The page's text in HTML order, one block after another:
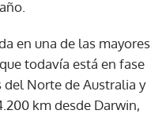
en una de las mayores
todavía está en fase
Norte de Australia y
km desde Darwin,